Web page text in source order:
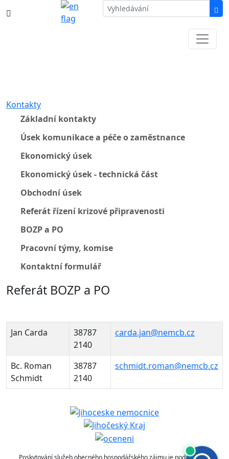
Kontakty
Základní kontakty
Úsek komunikace a péče o zaměstnance
Ekonomický úsek
Ekonomický úsek - technická část
Obchodní úsek
Referát řízení krizové připravenosti
BOZP a PO
Pracovní týmy, komise
Kontaktní formulář
Referát BOZP a PO
Jan Carda
38787
2140
carda.jan@nemcb.cz
Bc. Roman
Schmidt
38787
2140
schmidt.roman@nemcb.cz